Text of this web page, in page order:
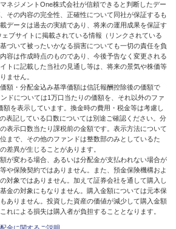
ネジメントOne株式会社が信頼できると判断したデー
その内容の完全性、正確性について同社が保証するも
データは過去の実績であり、将来の運用成果を保証す
ブサイトに掲載されている情報（リンクされている
づいて被ったいかなる損害についても一切の責任を負
容は作成時点のものであり、今後予告なく変更される
トに記載した当社の見通し等は、将来の景気や株価等
ません。
額・分配金込み基準価額は信託報酬控除後の価額で
ドについては1万口当たりの価額を、それ以外のファ
額を表示しています。換金時の費用・税金等は考慮し
表記している口数については別途ご確認ください。分
表示口数当たり課税前の金額です。表示方法について
まで、その他のファンドは整数部のみとしているた
差異が生じることがあります。
が変わる場合、あるいは分配金が支払われない場合が
や保険契約ではありません。また、預金保険機構およ
対象ではありません。加えて証券会社を通して購入し
金の対象にもなりません。購入金額については元本保
ありません。投資した資産の価値が減少して購入金額
れによる損失は購入者が負担することとなります。